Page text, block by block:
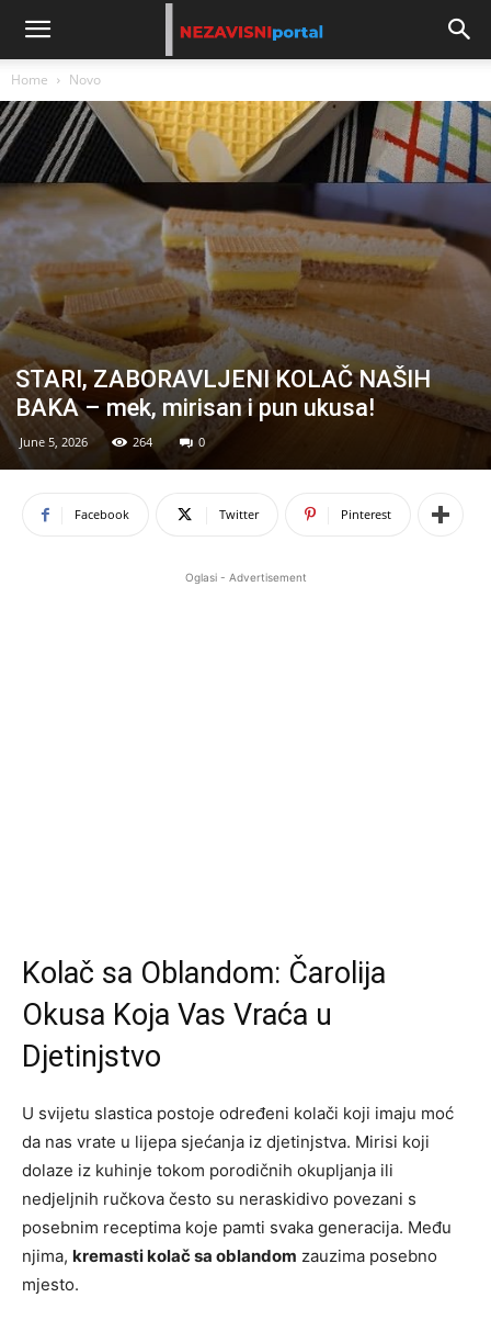
Home Novo
STARI, ZABORAVLJENI KOLAČ NAŠIH
BAKA – mek, mirisan i pun ukusa!
June 5, 2026 264 0
Facebook Twitter Pinterest
Oglasi - Advertisement
Kolač sa Oblandom: Čarolija
Okusa Koja Vas Vraća u
Djetinjstvo
U svijetu slastica postoje određeni kolači koji imaju moć
da nas vrate u lijepa sjećanja iz djetinjstva. Mirisi koji
dolaze iz kuhinje tokom porodičnih okupljanja ili
nedjeljnih ručkova često su neraskidivo povezani s
posebnim receptima koje pamti svaka generacija. Među
njima, kremasti kolač sa oblandom zauzima posebno
mjesto.